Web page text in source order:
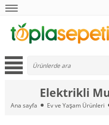
Elektrikli
Ana sayfa Ev ve Yaşam Ürünleri